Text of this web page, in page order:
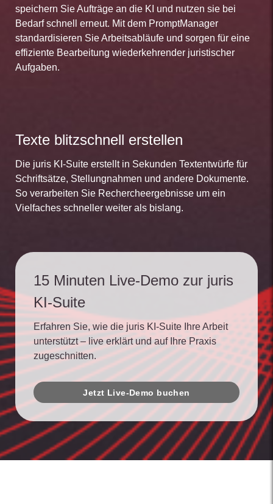
speichern Sie Aufträge an die KI und nutzen sie bei
Bedarf schnell erneut. Mit dem PromptManager
standardisieren Sie Arbeitsabläufe und sorgen für eine
effiziente Bearbeitung wiederkehrender juristischer
Aufgaben.
Texte blitzschnell erstellen
Die juris KI-Suite erstellt in Sekunden Textentwürfe für
Schriftsätze, Stellungnahmen und andere Dokumente.
So verarbeiten Sie Rechercheergebnisse um ein
Vielfaches schneller weiter als bislang.
15 Minuten Live-Demo zur juris
KI-Suite
Erfahren Sie, wie die juris KI-Suite Ihre Arbeit
unterstützt – live erklärt und auf Ihre Praxis
zugeschnitten.
Jetzt Live-Demo buchen